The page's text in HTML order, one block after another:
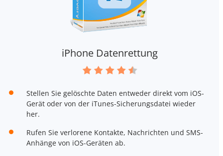
iPhone Datenrettung
Stellen Sie gelöschte Daten entweder direkt vom iOS-
Gerät oder von der iTunes-Sicherungsdatei wieder
her.
Rufen Sie verlorene Kontakte, Nachrichten und SMS-
Anhänge von iOS-Geräten ab.